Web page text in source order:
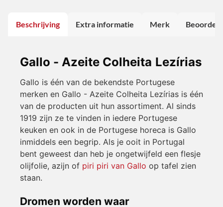
Beschrijving Extra informatie Merk
Gallo - Azeite Colheita Lezírias
Gallo is één van de bekendste Portugese
merken en Gallo - Azeite Colheita Lezírias is één
van de producten uit hun assortiment. Al sinds
1919 zijn ze te vinden in iedere Portugese
keuken en ook in de Portugese horeca is Gallo
inmiddels een begrip. Als je ooit in Portugal
bent geweest dan heb je ongetwijfeld een flesje
olijfolie, azijn of piri piri van Gallo op tafel zien
staan.
Dromen worden waar